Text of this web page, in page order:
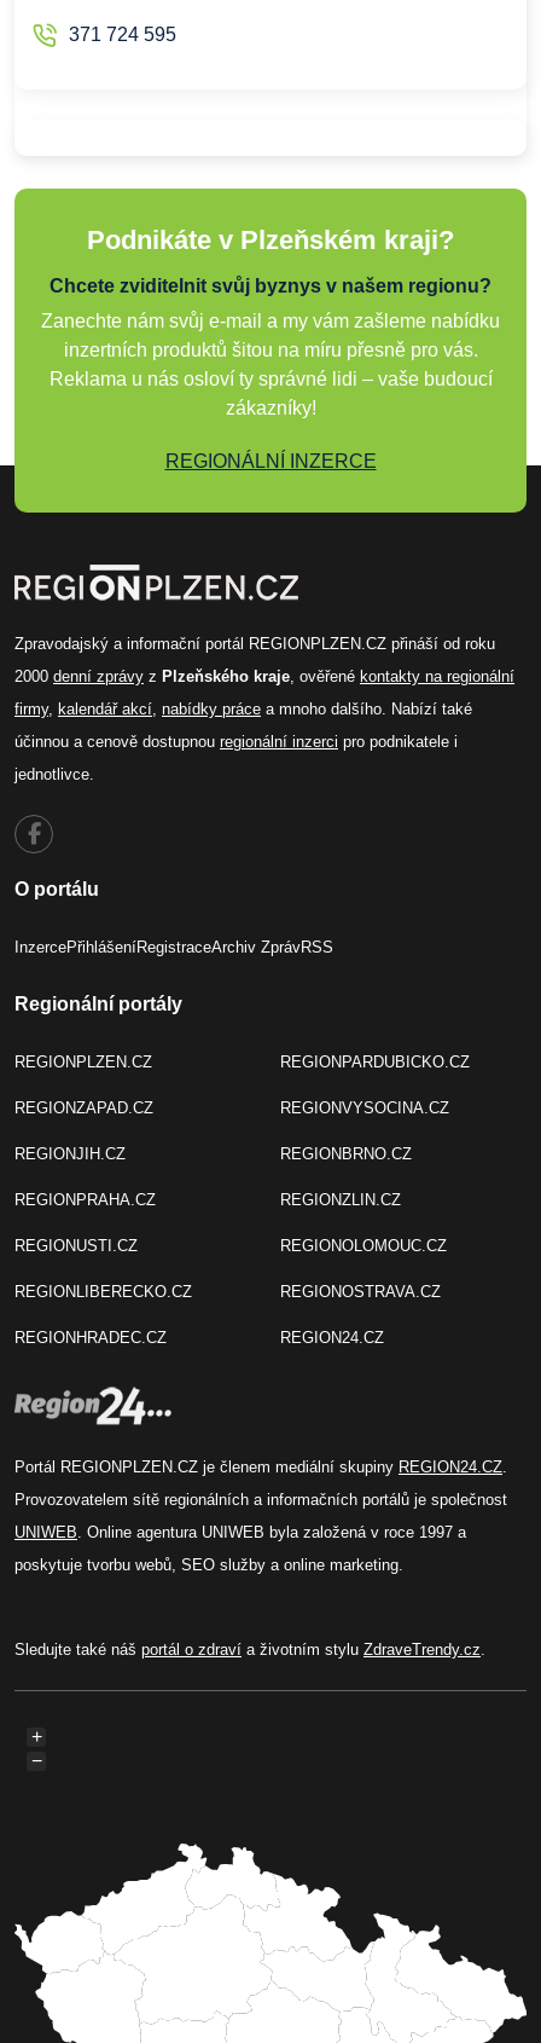
371 724 595
Podnikáte v Plzeňském kraji?
Chcete zviditelnit svůj byznys v našem regionu?
Zanechte nám svůj e-mail a my vám zašleme nabídku
inzertních produktů šitou na míru přesně pro vás.
Reklama u nás osloví ty správné lidi – vaše budoucí
zákazníky!
REGIONÁLNÍ INZERCE
Zpravodajský a informační portál REGIONPLZEN.CZ přináší od roku
2000 denní zprávy z Plzeňského kraje, ověřené kontakty na regionální
firmy, kalendář akcí, nabídky práce a mnoho dalšího. Nabízí také
účinnou a cenově dostupnou regionální inzerci pro podnikatele i
jednotlivce.
O portálu
InzercePřihlášeníRegistraceArchiv ZprávRSS
Regionální portály
REGIONPLZEN.CZ
REGIONZAPAD.CZ
REGIONJIH.CZ
REGIONPRAHA.CZ
REGIONUSTI.CZ
REGIONLIBERECKO.CZ
REGIONHRADEC.CZ
REGIONPARDUBICKO.CZ
REGIONVYSOCINA.CZ
REGIONBRNO.CZ
REGIONZLIN.CZ
REGIONOLOMOUC.CZ
REGIONOSTRAVA.CZ
REGION24.CZ
Portál REGIONPLZEN.CZ je členem mediální skupiny REGION24.CZ.
Provozovatelem sítě regionálních a informačních portálů je společnost
UNIWEB. Online agentura UNIWEB byla založená v roce 1997 a
poskytuje tvorbu webů, SEO služby a online marketing.
Sledujte také náš portál o zdraví a životním stylu ZdraveTrendy.cz.
+
−